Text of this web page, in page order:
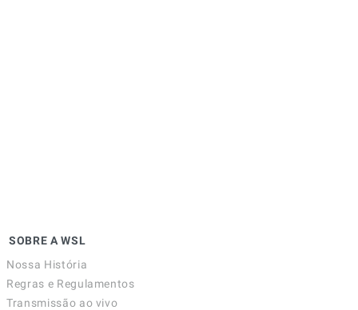
SOBRE A WSL
Nossa História
Regras e Regulamentos
Transmissão ao vivo